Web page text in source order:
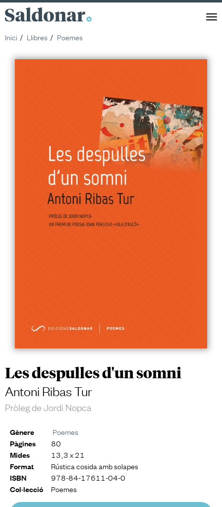
Saldonar
Inici
Llibres Poemes
Les despulles d'un somni
Antoni Ribas Tur
Pròleg de Jordi Nopca
Gènere Poemes
Pàgines 80
Mides 13,3 x 21
Format Rústica cosida amb solapes
ISBN 978-84-17611-04-0
Col·lecció Poemes